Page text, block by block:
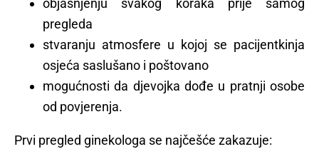
objašnjenju svakog koraka prije samog
pregleda
stvaranju atmosfere u kojoj se pacijentkinja
osjeća saslušano i poštovano
mogućnosti da djevojka dođe u pratnji osobe
od povjerenja.
Prvi pregled ginekologa se najčešće zakazuje: